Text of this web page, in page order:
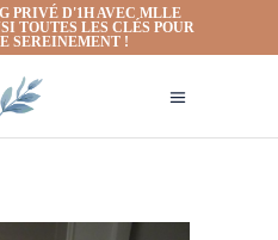
PRIVÉ D'1H AVEC MLLE
TOUTES LES CLÉS POUR
SEREINEMENT !